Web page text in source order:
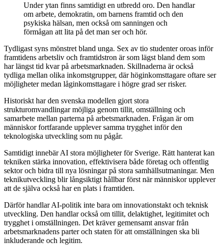
Under ytan finns samtidigt en utbredd oro. Den handlar
om arbete, demokratin, om barnens framtid och den
psykiska hälsan, men också om sanningen och
förmågan att lita på det man ser och hör.
Tydligast syns mönstret bland unga. Sex av tio studenter oroas inför
framtidens arbetsliv och framtidstron är som lägst bland dem som
har längst tid kvar på arbetsmarknaden. Skillnaderna är också
tydliga mellan olika inkomstgrupper, där höginkomsttagare oftare ser
möjligheter medan låginkomsttagare i högre grad ser risker.
Historiskt har den svenska modellen gjort stora
strukturomvandlingar möjliga genom tillit, omställning och
samarbete mellan parterna på arbetsmarknaden. Frågan är om
människor fortfarande upplever samma trygghet inför den
teknologiska utveckling som nu pågår.
Samtidigt innebär AI stora möjligheter för Sverige. Rätt hanterat kan
tekniken stärka innovation, effektivisera både företag och offentlig
sektor och bidra till nya lösningar på stora samhällsutmaningar. Men
teknikutveckling blir långsiktigt hållbar först när människor upplever
att de själva också har en plats i framtiden.
Därför handlar AI-politik inte bara om innovationstakt och teknisk
utveckling. Den handlar också om tillit, delaktighet, legitimitet och
trygghet i omställningen. Det kräver gemensamt ansvar från
arbetsmarknadens parter och staten för att omställningen ska bli
inkluderande och legitim.